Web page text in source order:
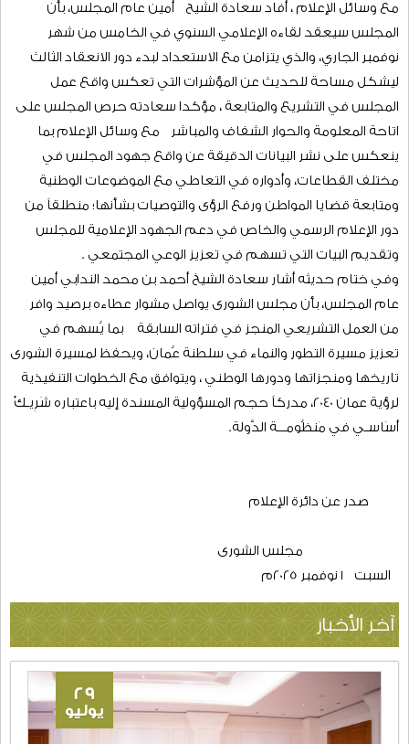
الوساطة (اتفاقية سنغافورة بشأن الوساطة)، وأضاف سعادته بأن
مشروع الميزانية العامة للدولة للعام 2026م ، ومشروع خطة التنمية
الخمسية الحادية عشر(2026-2030) على قائمة أعمال دور الانعقاد
العادي الثالث من الفترة العاشرة.
وفي إطار حرص المجلس على تعزيز الشراكة المجتمعية والتواصل
مع وسائل الإعلام ، أفاد سعادة الشيح أمين عام المجلس، بأن
المجلس سيعقد لقاءه الإعلامي السنوي في الخامس من شهر
نوفمبر الجاري، والذي يتزامن مع الاستعداد لبدء دور الانعقاد الثالث
ليشكل مساحة للحديث عن المؤشرات التي تعكس واقع عمل
المجلس في التشريع والمتابعة ، مؤكدا سعادته حرص المجلس على
اتاحة المعلومة والحوار الشفاف والمباشر مع وسائل الإعلام بما
ينعكس على نشر البيانات الدقيقة عن واقع جهود المجلس في
مختلف القطاعات، وأدواره في التعاطي مع الموضوعات الوطنية
ومتابعة قضايا المواطن ورفع الرؤى والتوصيات بشأنها؛ منطلقاً من
وفي ختام حديثه أشار سعادة الشيخ أحمد بن محمد الندابي أمين
من العمل التشريعي المنجز في فتراته السابقة بما يُسهم في
تعزيز مسيرة التطور والنماء في سلطنة عُمان، ويحفظ لمسيرة الشورى
تاريخها ومنجزاتها ودورها الوطني ، ويتوافق مع الخطوات التنفيذية
لرؤية عمان 2040، مدركاً حجم المسؤولية المسندة إليه باعتباره شَرِيـكٌ
أسَاسـي في مَنظُومـــة الدَّولة.
صدر عن دائرة الإعلام